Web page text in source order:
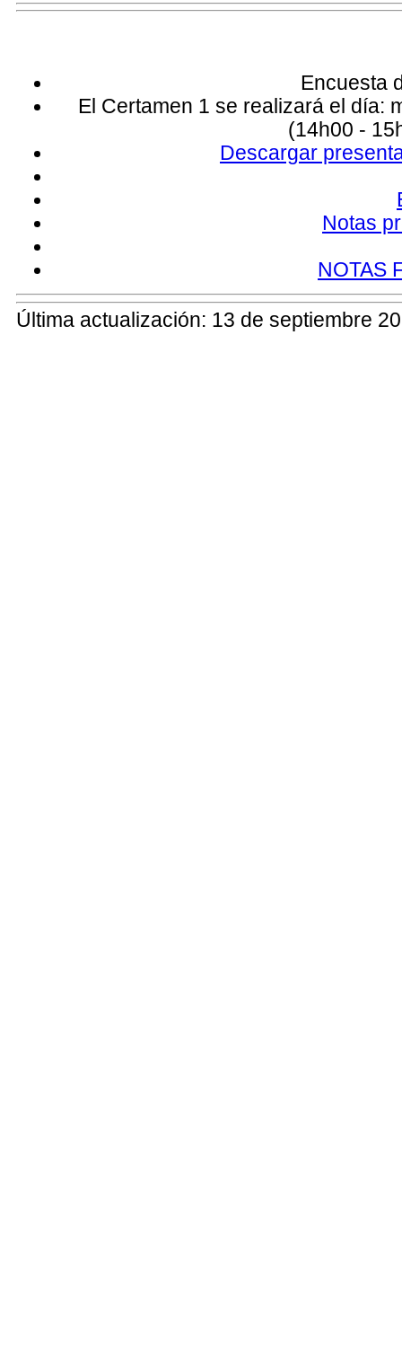
Encuesta
El Certamen 1 se realizará el día:
(14h00 -
Descargar
Notas
NOTAS
Última actualización: 13 de septiembre